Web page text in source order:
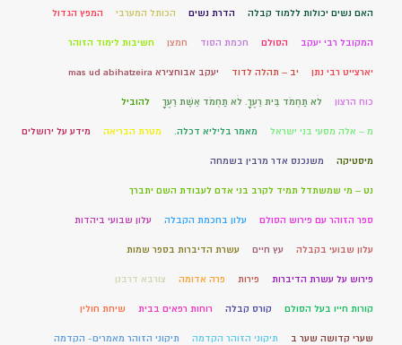
האם נשים יכולות ללמוד קבלה הדרת נשים הכותל המערבי המפץ הגדול
המקובל רבי יעקב הסולם חכמת הסוד חמצן חשיבות לימוד הזוהר
יארצייט רבי נתן יב – תהלה לדוד יעקב אבוחצירא mas ud abihatzeira
כוח הרצון לֹא תַחְמֹד בֵּית רֵעֶךָ. לֹא תַחְמֹד אֵשֶׁת רֵעֶךָ להוביל
מ – אלה מסעי בני ישראל מאמר בליליא דכלה. מטרת הבריאה מידע על ירושלים
מיסטיקה משנכנס אדר מרבין בשמחה
נט – מי שמשתדל תמיד לקרב בני אדם לעבודת השם יתברך
ספר הזוהר עם פירוש הסולם עלון בחכמת הקבלה עלון שבועי ביהדות
עלון שבועי בקבלה עץ חיים עשרת הדיברות בספר שמות
פירוש על עשרת הדיברות פירות פרה אדומה צורבא דרבנן
קורות חייו בעל הסולם קורס קבלה רוחות רפאים בבית שיחת חולין
שערי קדושה שער ב תיקוני הזוהר הקדמה תיקוני הזוהר מאמרים- הקדמה